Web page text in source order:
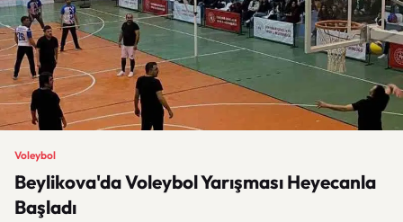
Voleybol
Beylikova'da Voleybol Yarışması Heyecanla
Başladı